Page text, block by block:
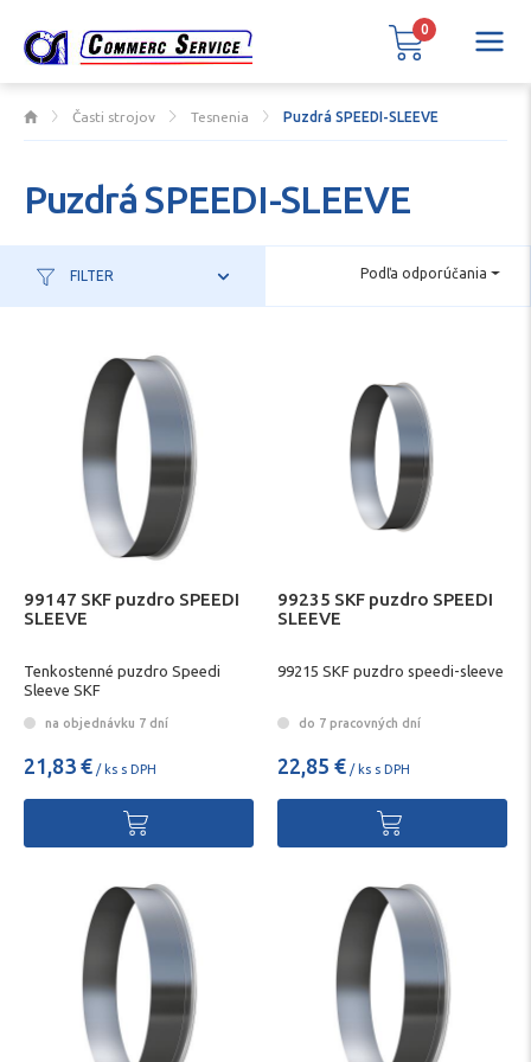
Časti strojov Tesnenia Puzdrá SPEEDI-SLEEVE
Puzdrá SPEEDI-SLEEVE
FILTER Podľa odporúčania
99147 SKF puzdro SPEEDI
SLEEVE
Tenkostenné puzdro Speedi
Sleeve SKF
na objednávku 7 dní
21,83 € / ks s DPH
99235 SKF puzdro SPEEDI
SLEEVE
99215 SKF puzdro speedi-sleeve
do 7 pracovných dní
22,85 € / ks s DPH
0